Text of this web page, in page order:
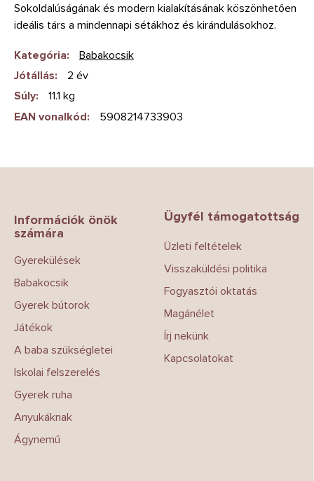
Sokoldalúságának és modern kialakításának köszönhetően
ideális társ a mindennapi sétákhoz és kirándulásokhoz.
Kategória:
Babakocsik
Jótállás:
2 év
Súly:
11.1 kg
EAN vonalkód: 5908214733903
Információk önök
számára
Gyerekülések
Babakocsik
Gyerek bútorok
Játékok
A baba szükségletei
Iskolai felszerelés
Gyerek ruha
Anyukáknak
Ágynemű
Ügyfél támogatottság
Üzleti feltételek
Visszaküldési politika
Fogyasztói oktatás
Magánélet
Írj nekünk
Kapcsolatokat